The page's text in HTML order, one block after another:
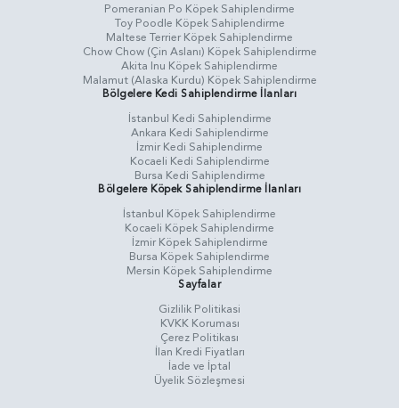
Pomeranian Po Köpek Sahiplendirme
Toy Poodle Köpek Sahiplendirme
Maltese Terrier Köpek Sahiplendirme
Chow Chow (Çin Aslanı) Köpek Sahiplendirme
Akita Inu Köpek Sahiplendirme
Malamut (Alaska Kurdu) Köpek Sahiplendirme
Bölgelere Kedi Sahiplendirme İlanları
İstanbul Kedi Sahiplendirme
Ankara Kedi Sahiplendirme
İzmir Kedi Sahiplendirme
Kocaeli Kedi Sahiplendirme
Bursa Kedi Sahiplendirme
Bölgelere Köpek Sahiplendirme İlanları
İstanbul Köpek Sahiplendirme
Kocaeli Köpek Sahiplendirme
İzmir Köpek Sahiplendirme
Bursa Köpek Sahiplendirme
Mersin Köpek Sahiplendirme
Sayfalar
Gizlilik Politikasi
KVKK Koruması
Çerez Politikası
İlan Kredi Fiyatları
İade ve İptal
Üyelik Sözleşmesi